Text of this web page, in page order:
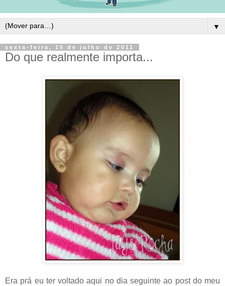
▼
sexta-feira, 15 de julho de 2011
Do que realmente importa...
Era prá eu ter voltado aqui no dia seguinte ao post do meu